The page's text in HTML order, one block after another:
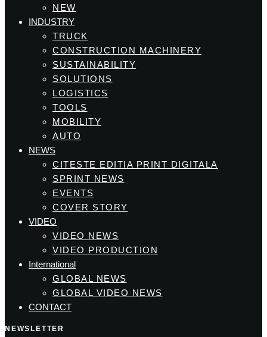
NEW
INDUSTRY
TRUCK
CONSTRUCTION MACHINERY
SUSTAINABILITY
SOLUTIONS
LOGISTICS
TOOLS
MOBILITY
AUTO
NEWS
CITESTE EDITIA PRINT DIGITALA
SPRINT NEWS
EVENTS
COVER STORY
VIDEO
VIDEO NEWS
VIDEO PRODUCTION
International
GLOBAL NEWS
GLOBAL VIDEO NEWS
CONTACT
NEWSLETTER